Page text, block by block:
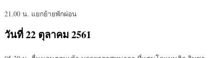
21.00 น. แยกย้ายพักผ่อน
วันที่ 22 ตุลาคม 2561